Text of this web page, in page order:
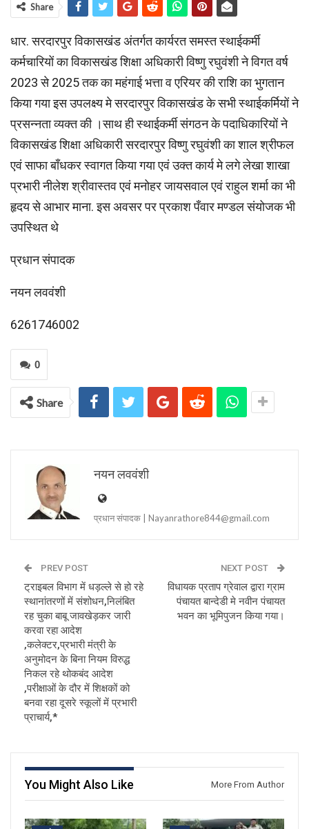
Share
धार. सरदारपुर विकासखंड अंतर्गत कार्यरत समस्त स्थाईकर्मी
कर्मचारियों का विकासखंड शिक्षा अधिकारी विष्णु रघुवंशी ने विगत वर्ष
2023 से 2025 तक का महंगाई भत्ता व एरियर की राशि का भुगतान
किया गया इस उपलक्ष्य मे सरदारपुर विकासखंड के सभी स्थाईकर्मियों ने
प्रसन्नता व्यक्त की ।साथ ही स्थाईकर्मी संगठन के पदाधिकारियों ने
विकासखंड शिक्षा अधिकारी सरदारपुर विष्णु रघुवंशी का शाल श्रीफल
एवं साफा बाँधकर स्वागत किया गया एवं उक्त कार्य मे लगे लेखा शाखा
प्रभारी नीलेश श्रीवास्तव एवं मनोहर जायसवाल एवं राहुल शर्मा का भी
हृदय से आभार माना. इस अवसर पर प्रकाश पँवार मण्डल संयोजक भी
उपस्थित थे
प्रधान संपादक
नयन लववंशी
6261746002
0
Share
नयन लववंशी
प्रधान संपादक | Nayanrathore844@gmail.com
PREV POST
ट्राइबल विभाग में धड़ल्ले से हो रहे
स्थानांतरणों में संशोधन,निलंबित
रह चुका बाबू जावखेड़कर जारी
करवा रहा आदेश
,कलेक्टर,प्रभारी मंत्री के
अनुमोदन के बिना नियम विरुद्ध
निकल रहे थोकबंद आदेश
,परीक्षाओं के दौर में शिक्षकों को
बनवा रहा दूसरे स्कूलों में प्रभारी
प्राचार्य,*
NEXT POST
विधायक प्रताप ग्रेवाल द्वारा ग्राम
पंचायत बान्देडी मे नवीन पंचायत
भवन का भूमिपुजन किया गया।
You Might Also Like More From Author